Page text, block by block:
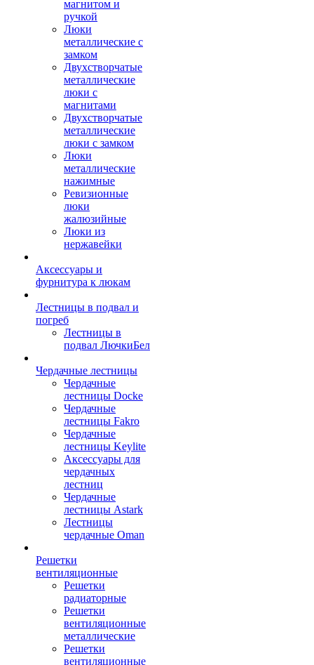
магнитом и
ручкой
Люки
металлические с
замком
Двухстворчатые
металлические
люки с
магнитами
Двухстворчатые
металлические
люки с замком
Люки
металлические
нажимные
Ревизионные
люки
жалюзийные
Люки из
нержавейки
Аксессуары и
фурнитура к люкам
Лестницы в подвал и
погреб
Лестницы в
подвал ЛючкиБел
Чердачные лестницы
Чердачные
лестницы Docke
Чердачные
лестницы Fakro
Чердачные
лестницы Keylite
Аксессуары для
чердачных
лестниц
Чердачные
лестницы Astark
Лестницы
чердачные Oman
Решетки
вентиляционные
Решетки
радиаторные
Решетки
вентиляционные
металлические
Решетки
вентиляционные